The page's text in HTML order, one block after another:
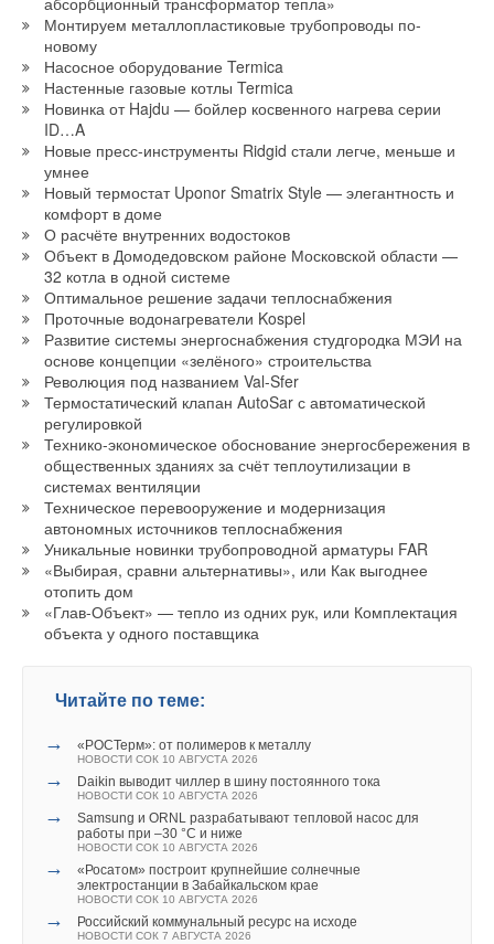
Монтируем металлопластиковые трубопроводы по-
новому
Насосное оборудование Termica
Настенные газовые котлы Termica
Новинка от Hajdu — бойлер косвенного нагрева серии
ID…A
Новые пресс-инструменты Ridgid стали легче, меньше и
умнее
Новый термостат Uponor Smatrix Style — элегантность и
комфорт в доме
О расчёте внутренних водостоков
Объект в Домодедовском районе Московской области —
32 котла в одной системе
Оптимальное решение задачи теплоснабжения
Проточные водонагреватели Kospel
Развитие системы энергоснабжения студгородка МЭИ на
основе концепции «зелёного» строительства
Революция под названием Val-Sfer
Термостатический клапан AutoSar с автоматической
регулировкой
Технико-экономическое обоснование энергосбережения в
общественных зданиях за счёт теплоутилизации в
системах вентиляции
Техническое перевооружение и модернизация
автономных источников теплоснабжения
Уникальные новинки трубопроводной арматуры FAR
«Выбирая, сравни альтернативы», или Как выгоднее
отопить дом
«Глав-Объект» — тепло из одних рук, или Комплектация
объекта у одного поставщика
Читайте по теме:
→ «РОСТерм»: от полимеров к металлу
НОВОСТИ СОК 10 АВГУСТА 2026
→ Daikin выводит чиллер в шину постоянного тока
НОВОСТИ СОК 10 АВГУСТА 2026
→
Samsung и ORNL разрабатывают тепловой насос для
работы при –30 °C и ниже
НОВОСТИ СОК 10 АВГУСТА 2026
→
«Росатом» построит крупнейшие солнечные
электростанции в Забайкальском крае
НОВОСТИ СОК 10 АВГУСТА 2026
→ Российский коммунальный ресурс на исходе
НОВОСТИ СОК 7 АВГУСТА 2026
документации
ЖУРНАЛ СОК ИЮНЬ 2019
→
Aquatherm Moscow 2019 – взгляд участника Немецкого
павильона
НОВОСТИ СОК 25 ФЕВРАЛЯ 2019
→ Новый насосно-смесительный узел
НОВОСТИ СОК 13 ИЮНЯ 2018
Уведомления отключены
Комментарии
В этой теме еще нет комментариев
Добавить комментарий
Ваше имя *
Ваш E-mail *
Текст комментария
→
Открытие второго производственного цеха Гермес-
Липецк
НОВОСТИ СОК 31 ОКТЯБРЯ 2025
→
Viessmann установит тепловые насосы на стадионе
Альянц Арена футбольного клуба Бавария
НОВОСТИ СОК 27 ОКТЯБРЯ 2025
→ Второй ежегодный «Кубок сварки Гермес»
Комментарии
В этой теме еще нет комментариев
Добавить комментарий
Ваше имя *
Ваш E-mail *
Текст комментария
Читайте по теме:
→
Обновлён ассортимент арматуры Ридан: новинки из
нержавеющей стали
НОВОСТИ СОК 15 ЯНВАРЯ 2026
→
РОВЕН представил серию компрессорно-
конденсаторных блоков Basic Air
НОВОСТИ СОК 13 НОЯБРЯ 2025
→
Компания РОВЕН стала победителем в конкурсе RENGA
в номинации BIM-проекты
НОВОСТИ СОК 30 ЯНВАРЯ 2023
→ Приточная установка гигиенического исполнения H1
НОВОСТИ СОК 29 ИЮЛЯ 2020
→ Нанодефлектор ND
НОВОСТИ СОК 15 ИЮЛЯ 2020
→
Пострелиз: «Мир Климата – 2020» завершился на
высокой ноте
НОВОСТИ СОК 19 МАРТА 2020
→ Пресс-релиз выставки «Мир Климата-2020»
НОВОСТИ СОК 6 МАРТА 2020
→ Вентиляторы тягодутьевые радиальные
НОВОСТИ СОК 21 ЯНВАРЯ 2020
→ Приточная установка RW-S
НОВОСТИ СОК 21 ЯНВАРЯ 2020
→ Расширенная линейка смесительных узлов
НОВОСТИ СОК 11 ДЕКАБРЯ 2019
Уведомления отключены
Комментарии
В этой теме еще нет комментариев
Добавить комментарий
Ваше имя *
Ваш E-mail *